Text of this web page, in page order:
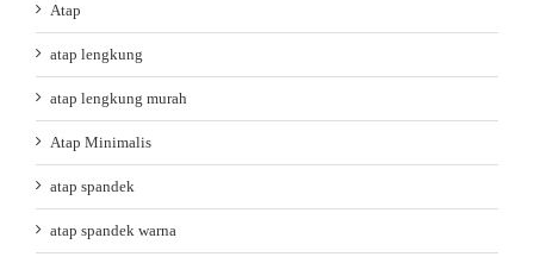
Atap
atap lengkung
atap lengkung murah
Atap Minimalis
atap spandek
atap spandek warna